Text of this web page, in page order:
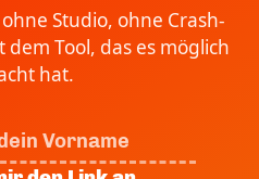
Studio, ohne Crash-
Tool, das es möglich
hat.